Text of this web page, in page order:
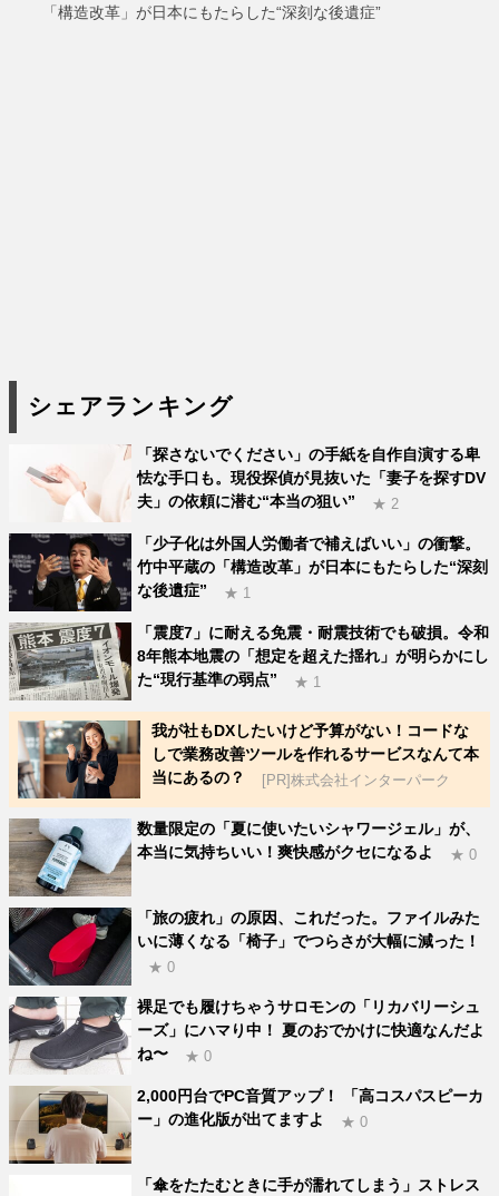
「構造改革」が日本にもたらした“深刻な後遺症”
シェアランキング
「探さないでください」の手紙を自作自演する卑
怯な手口も。現役探偵が見抜いた「妻子を探すDV
夫」の依頼に潜む“本当の狙い”
★ 2
「少子化は外国人労働者で補えばいい」の衝撃。
竹中平蔵の「構造改革」が日本にもたらした“深刻
な後遺症”
★ 1
「震度7」に耐える免震・耐震技術でも破損。令和
8年熊本地震の「想定を超えた揺れ」が明らかにし
た“現行基準の弱点”
★ 1
我が社もDXしたいけど予算がない！コードな
しで業務改善ツールを作れるサービスなんて本
当にあるの？
[PR]株式会社インターパーク
数量限定の「夏に使いたいシャワージェル」が、
本当に気持ちいい！爽快感がクセになるよ
★ 0
「旅の疲れ」の原因、これだった。ファイルみた
いに薄くなる「椅子」でつらさが大幅に減った！
★ 0
裸足でも履けちゃうサロモンの「リカバリーシュ
ーズ」にハマり中！ 夏のおでかけに快適なんだよ
ね〜
★ 0
2,000円台でPC音質アップ！ 「高コスパスピーカ
ー」の進化版が出てますよ
★ 0
「傘をたたむときに手が濡れてしまう」ストレス